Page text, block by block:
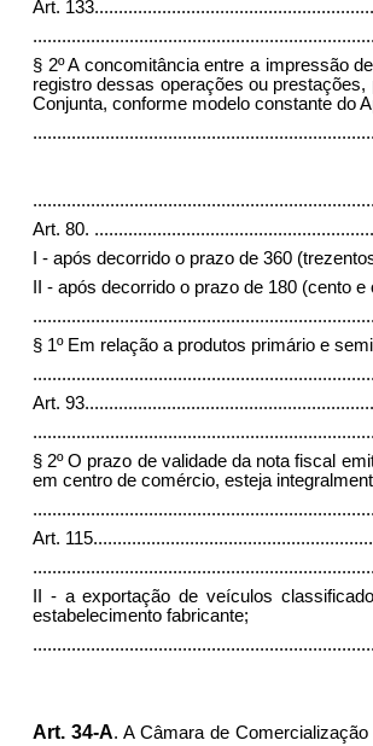
Art. 133
§ 2º A concomitância entre a impressão
registro dessas operações ou
Conjunta, conforme modelo constante do
Art. 80.
I - após decorrido o prazo de 360
II - após decorrido o prazo de 180 (cento
§ 1º Em relação a produtos primário e
Art. 93
§ 2º O prazo de validade da nota fiscal
em centro de comércio, esteja
Art. 115
II - a exportação de veículos
estabelecimento fabricante;
Art. 34-A. A Câmara de